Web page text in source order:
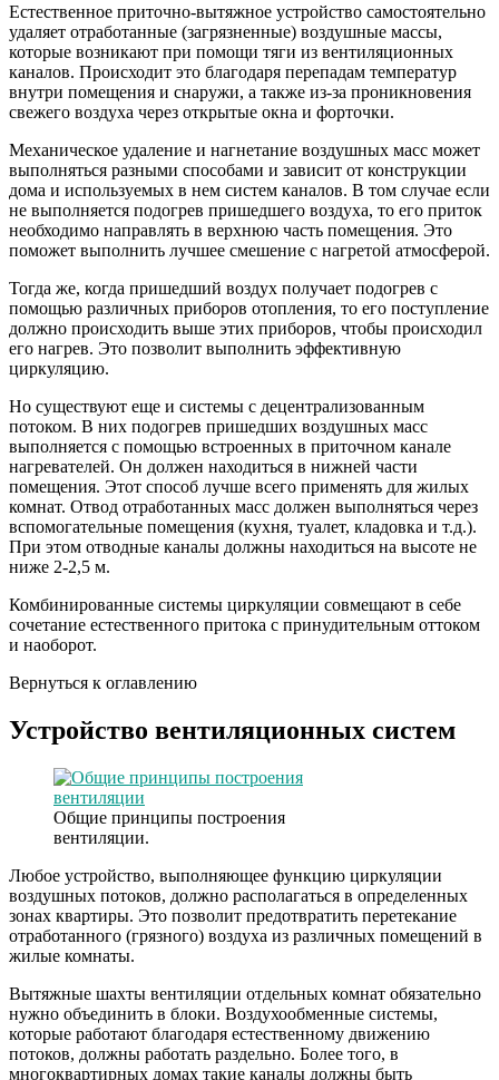
Естественное приточно-вытяжное устройство самостоятельно
удаляет отработанные (загрязненные) воздушные массы,
которые возникают при помощи тяги из вентиляционных
каналов. Происходит это благодаря перепадам температур
внутри помещения и снаружи, а также из-за проникновения
свежего воздуха через открытые окна и форточки.
Механическое удаление и нагнетание воздушных масс может
выполняться разными способами и зависит от конструкции
дома и используемых в нем систем каналов. В том случае если
не выполняется подогрев пришедшего воздуха, то его приток
необходимо направлять в верхнюю часть помещения. Это
поможет выполнить лучшее смешение с нагретой атмосферой.
Тогда же, когда пришедший воздух получает подогрев с
помощью различных приборов отопления, то его поступление
должно происходить выше этих приборов, чтобы происходил
его нагрев. Это позволит выполнить эффективную
циркуляцию.
Но существуют еще и системы с децентрализованным
потоком. В них подогрев пришедших воздушных масс
выполняется с помощью встроенных в приточном канале
нагревателей. Он должен находиться в нижней части
помещения. Этот способ лучше всего применять для жилых
комнат. Отвод отработанных масс должен выполняться через
вспомогательные помещения (кухня, туалет, кладовка и т.д.).
При этом отводные каналы должны находиться на высоте не
ниже 2-2,5 м.
Комбинированные системы циркуляции совмещают в себе
сочетание естественного притока с принудительным оттоком
и наоборот.
Вернуться к оглавлению
Устройство вентиляционных систем
Общие принципы построения
вентиляции.
Любое устройство, выполняющее функцию циркуляции
воздушных потоков, должно располагаться в определенных
зонах квартиры. Это позволит предотвратить перетекание
отработанного (грязного) воздуха из различных помещений в
жилые комнаты.
Вытяжные шахты вентиляции отдельных комнат обязательно
нужно объединить в блоки. Воздухообменные системы,
которые работают благодаря естественному движению
потоков, должны работать раздельно. Более того, в
многоквартирных домах такие каналы должны быть